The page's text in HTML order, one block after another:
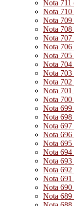
Nota 711
Nota 710
Nota 709
Nota 708
Nota 707
Nota 706
Nota 705
Nota 704
Nota 703
Nota 702
Nota 701
Nota 700
Nota 699
Nota 698
Nota 697
Nota 696
Nota 695
Nota 694
Nota 693
Nota 692
Nota 691
Nota 690
Nota 689